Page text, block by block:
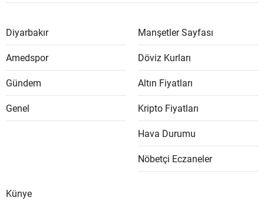
Diyarbakır
Amedspor
Gündem
Genel
Manşetler Sayfası
Döviz Kurları
Altın Fiyatları
Kripto Fiyatları
Hava Durumu
Nöbetçi Eczaneler
Künye